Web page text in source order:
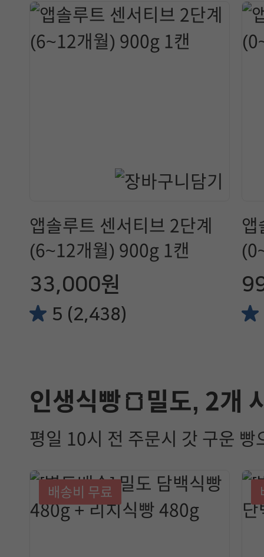
앱솔루트 센서티브 2단계
(6~12개월) 900g 1캔
33,000원
5 (2,438)
앱
인생식빵🍞밀도, 2개
평일 10시 전 주문시 갓 구운 빵
배송비 무료